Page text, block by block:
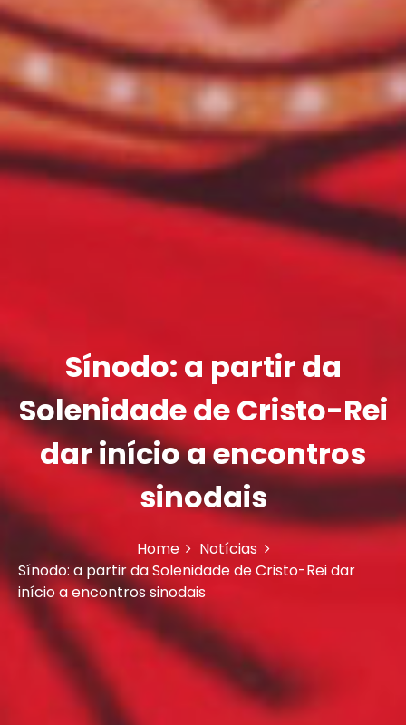
Sínodo: a partir da
Solenidade de Cristo-Rei
dar início a encontros
sinodais
Home
Notícias
Sínodo: a partir da Solenidade de Cristo-Rei dar
início a encontros sinodais